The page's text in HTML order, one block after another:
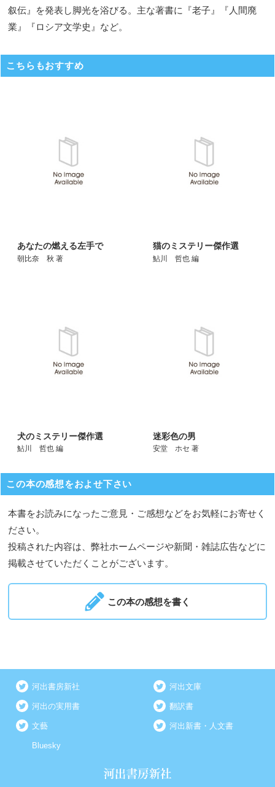
叙伝』を発表し脚光を浴びる。主な著書に『老子』『人間廃
業』『ロシア文学史』など。
こちらもおすすめ
あなたの燃える左手で
朝比奈 秋 著
猫のミステリー傑作選
鮎川 哲也 編
犬のミステリー傑作選
鮎川 哲也 編
迷彩色の男
安堂 ホセ 著
この本の感想をおよせ下さい
本書をお読みになったご意見・ご感想などをお気軽にお寄せく
ださい。
投稿された内容は、弊社ホームページや新聞・雑誌広告などに
掲載させていただくことがございます。
この本の感想を書く
河出書房新社 河出文庫
河出の実用書 翻訳書
文藝 河出新書・人文書
Bluesky